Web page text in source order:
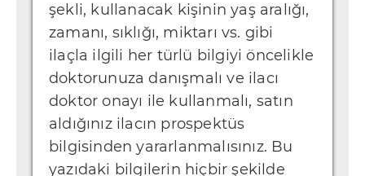
şekli, kullanacak kişinin yaş aralığı,
zamanı, sıklığı, miktarı vs. gibi
ilaçla ilgili her türlü bilgiyi öncelikle
doktorunuza danışmalı ve ilacı
doktor onayı ile kullanmalı, satın
aldığınız ilacın prospektüs
bilgisinden yararlanmalısınız. Bu
yazıdaki bilgilerin hiçbir şekilde